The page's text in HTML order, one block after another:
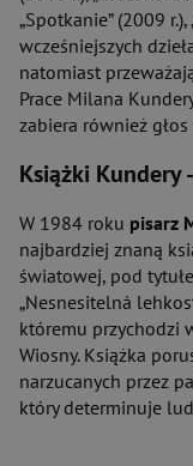
„Spotkanie” (2009
wcześniejszych
natomiast
Prace Milana
zabiera również
Książki Kundery
W 1984 roku pisarz
najbardziej znaną
światowej, pod
„Nesnesitelná
któremu przychodzi
Wiosny. Książka
narzucanych przez
który determinuje